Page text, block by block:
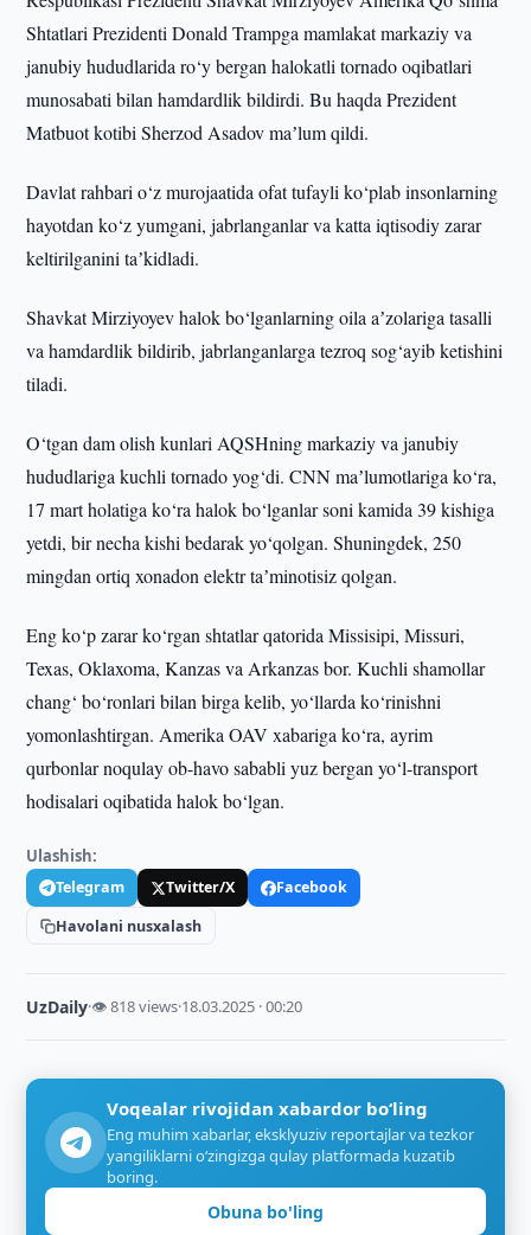
Shtatlari Prezidenti Donald Trampga mamlakat markaziy va
janubiy hududlarida ro‘y bergan halokatli tornado oqibatlari
munosabati bilan hamdardlik bildirdi. Bu haqda Prezident
Matbuot kotibi Sherzod Asadov maʼlum qildi.
Davlat rahbari o‘z murojaatida ofat tufayli ko‘plab insonlarning
hayotdan ko‘z yumgani, jabrlanganlar va katta iqtisodiy zarar
keltirilganini taʼkidladi.
Shavkat Mirziyoyev halok bo‘lganlarning oila aʼzolariga tasalli
va hamdardlik bildirib, jabrlanganlarga tezroq sog‘ayib ketishini
tiladi.
O‘tgan dam olish kunlari AQSHning markaziy va janubiy
hududlariga kuchli tornado yog‘di. CNN maʼlumotlariga ko‘ra,
17 mart holatiga ko‘ra halok bo‘lganlar soni kamida 39 kishiga
yetdi, bir necha kishi bedarak yo‘qolgan. Shuningdek, 250
mingdan ortiq xonadon elektr taʼminotisiz qolgan.
Eng ko‘p zarar ko‘rgan shtatlar qatorida Missisipi, Missuri,
Texas, Oklaxoma, Kanzas va Arkanzas bor. Kuchli shamollar
chang‘ bo‘ronlari bilan birga kelib, yo‘llarda ko‘rinishni
yomonlashtirgan. Amerika OAV xabariga ko‘ra, ayrim
qurbonlar noqulay ob-havo sababli yuz bergan yo‘l-transport
hodisalari oqibatida halok bo‘lgan.
Ulashish:
Telegram Twitter/X
Facebook
Havolani nusxalash
UzDaily·👁 818 views·18.03.2025 · 00:20
Voqealar rivojidan xabardor bo‘ling
Eng muhim xabarlar, eksklyuziv reportajlar va tezkor
yangiliklarni o‘zingizga qulay platformada kuzatib
boring.
Obuna bo'ling